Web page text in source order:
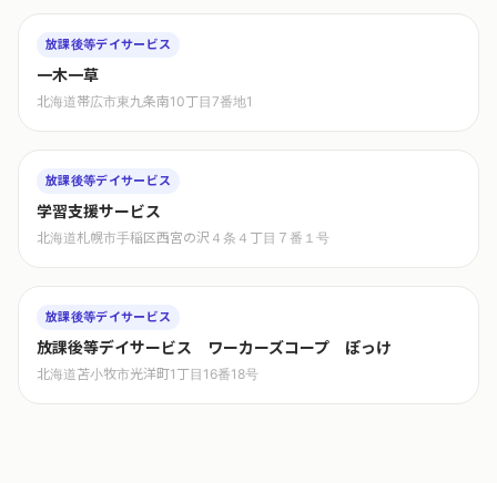
放課後等デイサービス
一木一草
北海道帯広市東九条南10丁目7番地1
放課後等デイサービス
学習支援サービス
北海道札幌市手稲区西宮の沢４条４丁目７番１号
放課後等デイサービス
放課後等デイサービス ワーカーズコープ ぽっけ
北海道苫小牧市光洋町1丁目16番18号